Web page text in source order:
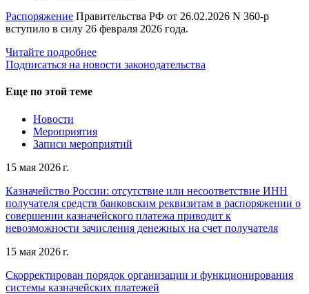
Распоряжение Правительства РФ от 26.02.2026 N 360-р
вступило в силу 26 февраля 2026 года.
Читайте подробнее
Подписаться на новости законодательства
Еще по этой теме
Новости
Мероприятия
Записи мероприятий
15 мая 2026 г.
Казначейство России: отсутствие или несоответствие ИНН
получателя средств банковским реквизитам в распоряжении о
совершении казначейского платежа приводит к
невозможности зачисления денежных на счет получателя
15 мая 2026 г.
Скорректирован порядок организации и функционирования
системы казначейских платежей